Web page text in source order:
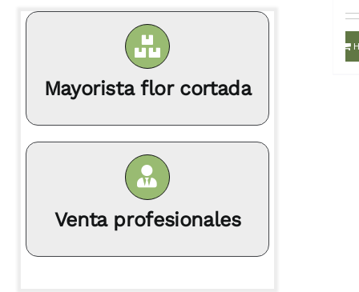
Mayorista flor cortada
Venta profesionales